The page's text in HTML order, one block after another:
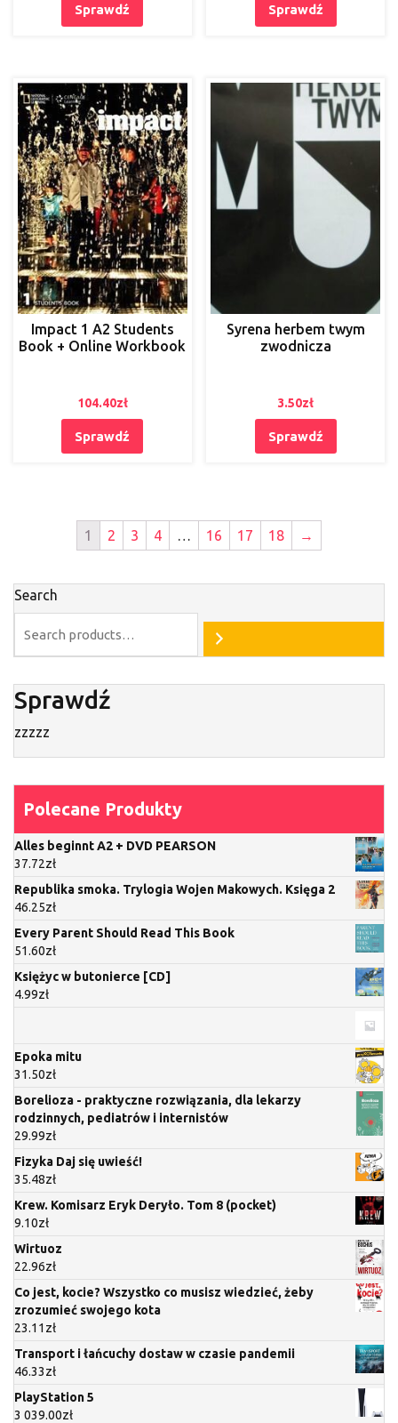
Sprawdź Sprawdź
Impact 1 A2 Students
Book + Online Workbook
104.40zł
Sprawdź
Syrena herbem twym
zwodnicza
3.50zł
Sprawdź
1 2 3 4 … 16 17 18 →
Search
Sprawdź
zzzzz
Polecane Produkty
Alles beginnt A2 + DVD PEARSON
37.72zł
Republika smoka. Trylogia Wojen Makowych. Księga 2
46.25zł
Every Parent Should Read This Book
51.60zł
Księżyc w butonierce [CD]
4.99zł
Epoka mitu
31.50zł
Borelioza - praktyczne rozwiązania, dla lekarzy
rodzinnych, pediatrów i internistów
29.99zł
Fizyka Daj się uwieść!
35.48zł
Krew. Komisarz Eryk Deryło. Tom 8 (pocket)
9.10zł
Wirtuoz
22.96zł
Co jest, kocie? Wszystko co musisz wiedzieć, żeby
zrozumieć swojego kota
23.11 zł
Transport i łańcuchy dostaw w czasie pandemii
46.33zł
PlayStation 5
3 039.00zł